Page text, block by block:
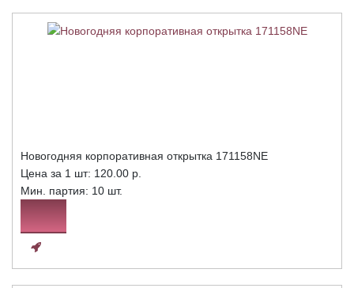
Новогодняя корпоративная открытка 171158NE
Цена за 1 шт: 120.00 р.
Мин. партия: 10 шт.